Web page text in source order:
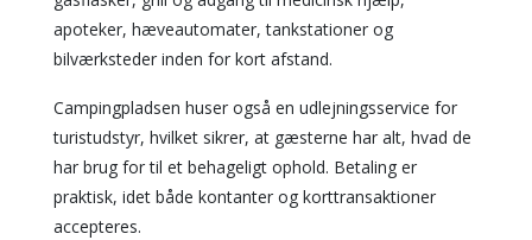
apoteker, hæveautomater, tankstationer og
bilværksteder inden for kort afstand.
Campingpladsen huser også en udlejningsservice for
turistudstyr, hvilket sikrer, at gæsterne har alt, hvad de
har brug for til et behageligt ophold. Betaling er
praktisk, idet både kontanter og korttransaktioner
accepteres.